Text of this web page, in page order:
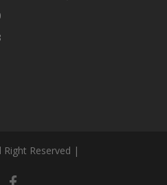
Reserved |